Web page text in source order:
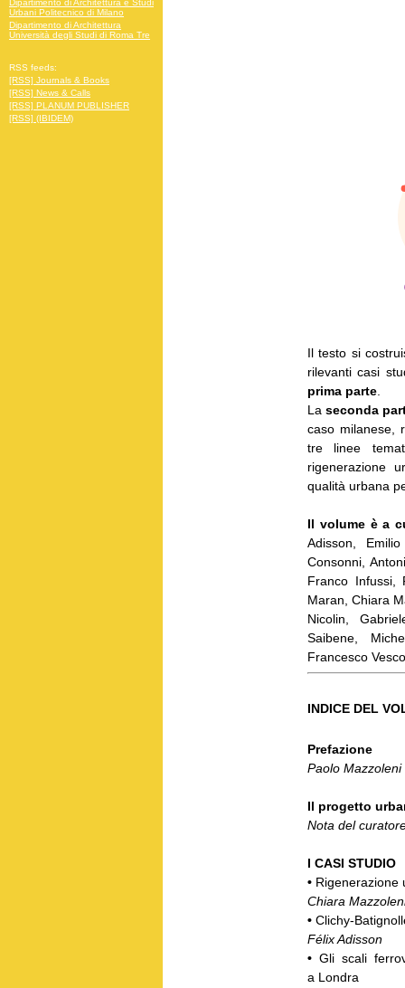
Il testo si
rilevanti casi
prima parte
Laseconda
caso milanese,
tre linee
rigenerazione
qualità urbana
Il volume è a
Adisson,
Consonni,
Franco Infussi,
Maran, Chiara
Nicolin,
Saibene,
Francesco
INDICE DEL
Prefazione
Paolo Mazzoleni
Il progetto
Nota del
I CASI STUDIO
• Rigenerazione
Chiara
• Clichy-
Félix Adisson
•Gli scali
a Londra
Dipartimento di Architettura e Studi
Urbani Politecnico di Milano
Dipartimento di Architettura
Università degli Studi di Roma Tre
RSS feeds:
[RSS] Journals & Books
[RSS] News & Calls
[RSS] PLANUM PUBLISHER
[RSS] (IBIDEM)